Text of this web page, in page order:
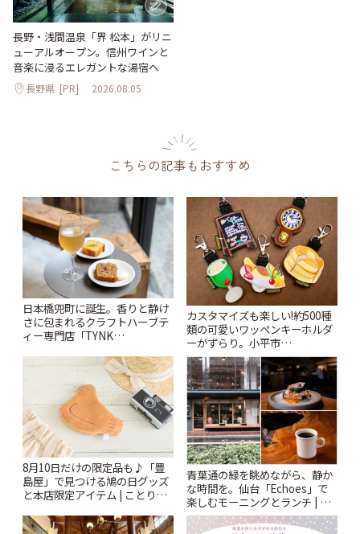
長野・浅間温泉「界 松本」がリニ
ューアルオープン。信州ワインと
音楽に浸るエレガントな湯宿へ
長野県 [PR] 2026.08.05
こちらの記事もおすすめ
日本橋兜町に誕生。香りと静け
さに包まれるクラフトハーブテ
ィー専門店「TYNK
カスタマイズも楽しい!約500種
類の可愛いワッペンキーホルダ
ーがずらり。小平市
「Kimamaya T&K」 | ことりっ
ぷ
8月10日だけの限定品も♪「豊
島屋」で見つける鳩の日グッズ
と本店限定アイテム | ことりっ
青葉通の緑を眺めながら、静か
な時間を。仙台「Echoes」で
楽しむモーニングとランチ | こ
とりっぷ